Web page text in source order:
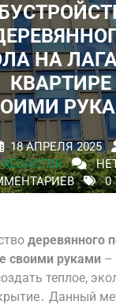
НА
КВАРТИРЕ
18 АПРЕЛЯ 2025
REDACTOR
0
деревянного
своими руками –
теплое,
Данный